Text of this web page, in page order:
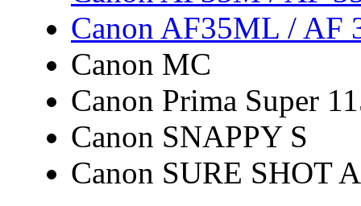
Canon AF35ML / AF
Canon MC
Canon Prima Super
Canon SNAPPY S
Canon SURE SHOT